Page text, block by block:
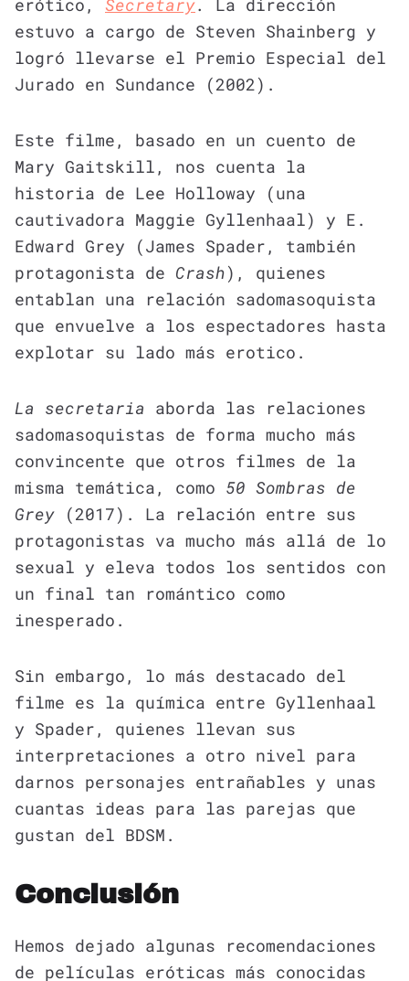
erótico, Secretary.
La dirección
estuvo a cargo de Steven Shainberg y
logró llevarse el Premio Especial del
Jurado en Sundance (2002).
Este filme, basado en un cuento de
Mary Gaitskill, nos cuenta la
historia de Lee Holloway (una
cautivadora Maggie Gyllenhaal) y E.
Edward Grey (James Spader, también
protagonista de Crash), quienes
entablan una relación sadomasoquista
que envuelve a los espectadores hasta
explotar su lado más erotico.
La secretaria aborda las relaciones
sadomasoquistas de forma mucho más
convincente que otros filmes de la
misma temática, como 50 Sombras de
Grey (2017). La relación entre sus
protagonistas va mucho más allá de lo
sexual y eleva todos los sentidos con
un final tan romántico como
inesperado.
Sin embargo, lo más destacado del
filme es la química entre Gyllenhaal
y Spader, quienes llevan sus
interpretaciones a otro nivel para
darnos personajes entrañables y unas
cuantas ideas para las parejas que
gustan del BDSM.
Conclusión
Hemos dejado algunas recomendaciones
de películas eróticas más conocidas